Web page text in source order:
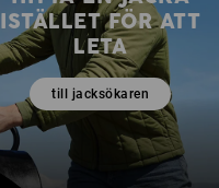
ISTÄLLET FÖR ATT
LETA
till jacksökaren